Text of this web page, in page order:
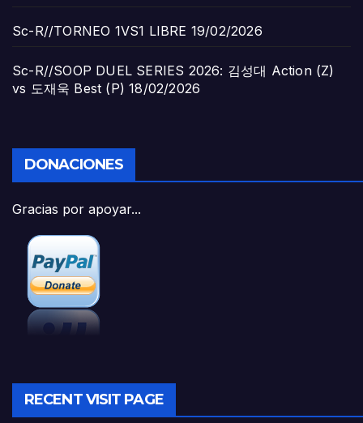
Sc-R//TORNEO 1VS1 LIBRE 19/02/2026
Sc-R//SOOP DUEL SERIES 2026: 김성대 Action (Z)
vs 도재욱 Best (P) 18/02/2026
DONACIONES
Gracias por apoyar...
RECENT VISIT PAGE